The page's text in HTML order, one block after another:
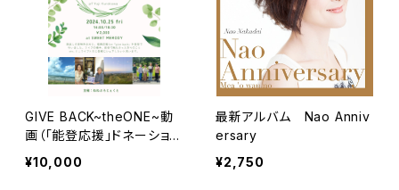
GIVE BACK~theONE~動
画（「能登応援」ドネーション
付き）
¥10,000
最新アルバム Nao Anniv
ersary
¥2,750